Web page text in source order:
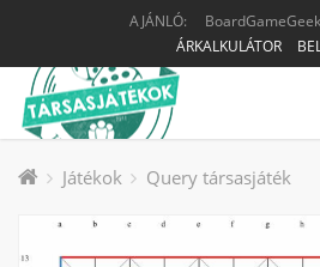
AJÁNLÓ: BoardGameGeek
ÁRKALKULÁTOR
Játékok Query társasjáték